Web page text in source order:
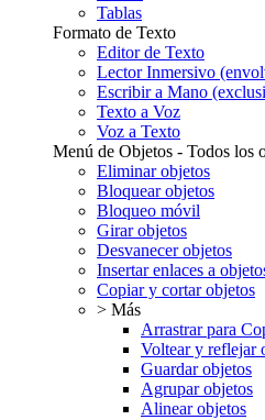
Tablas
Formato de Texto
Editor de Texto
Lector Inmersivo
Escribir a Mano
Texto a Voz
Voz a Texto
Menú de Objetos - Todos los
Eliminar objetos
Bloquear objetos
Bloqueo móvil
Girar objetos
Desvanecer objetos
Insertar enlaces a
Copiar y cortar objetos
> Más
Arrastrar para
Voltear y reflejar
Guardar objetos
Agrupar objetos
Alinear objetos